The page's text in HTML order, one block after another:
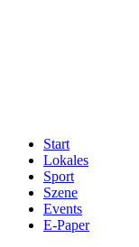
Start
Lokales
Sport
Szene
Events
E-Paper